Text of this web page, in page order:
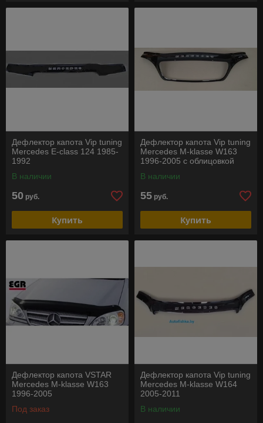
Дефлектор капота Vip tuning
Mercedes E-class 124 1985-
1992
В наличии
50 руб.
Купить
Дефлектор капота Vip tuning
Mercedes M-klasse W163
1996-2005 с облицовкой
В наличии
55 руб.
Купить
Дефлектор капота VSTAR
Mercedes M-klasse W163
1996-2005
Под заказ
Дефлектор капота Vip tuning
Mercedes M-klasse W164
2005-2011
В наличии